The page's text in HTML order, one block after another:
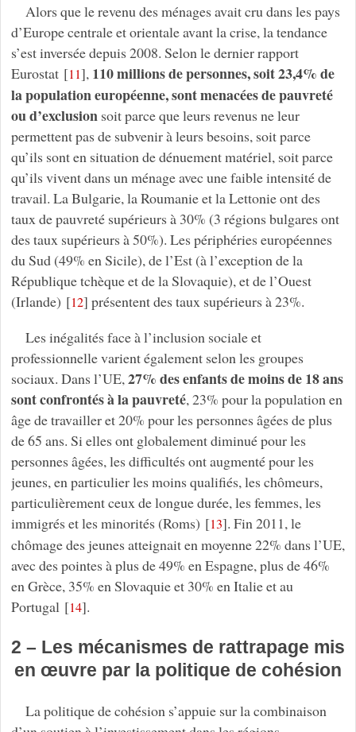
Alors que le revenu des ménages avait cru dans les pays
d’Europe centrale et orientale avant la crise, la tendance
s’est inversée depuis 2008. Selon le dernier rapport
Eurostat[11], 110 millions de personnes, soit 23,4% de
la population européenne, sont menacées de pauvreté
ou d’exclusionsoit parce que leurs revenus ne leur
permettent pas de subvenir à leurs besoins, soit parce
qu’ils sont en situation de dénuement matériel, soit parce
qu’ils vivent dans un ménage avec une faible intensité de
travail. La Bulgarie, la Roumanie et la Lettonie ont des
taux de pauvreté supérieurs à 30% (3 régions bulgares ont
des taux supérieurs à 50%). Les périphéries européennes
du Sud (49% en Sicile), de l’Est (à l’exception de la
République tchèque et de la Slovaquie), et de l’Ouest
(Irlande) [12] présentent des taux supérieurs à 23%.
Les inégalités face à l’inclusion sociale et
professionnelle varient également selon les groupes
sociaux. Dans l’UE, 27% des enfants de moins de 18 ans
sont confrontés à la pauvreté, 23% pour la population en
âge de travailler et 20% pour les personnes âgées de plus
de 65 ans. Si elles ont globalement diminué pour les
personnes âgées, les difficultés ont augmenté pour les
jeunes, en particulier les moins qualifiés, les chômeurs,
particulièrement ceux de longue durée, les femmes, les
immigrés et les minorités (Roms) [13]. Fin 2011, le
chômage des jeunes atteignait en moyenne 22% dans l’UE,
avec des pointes à plus de 49% en Espagne, plus de 46%
en Grèce, 35% en Slovaquie et 30% en Italie et au
Portugal [14].
2 – Les mécanismes de rattrapage mis
en œuvre par la politique de cohésion
La politique de cohésion s’appuie sur la combinaison